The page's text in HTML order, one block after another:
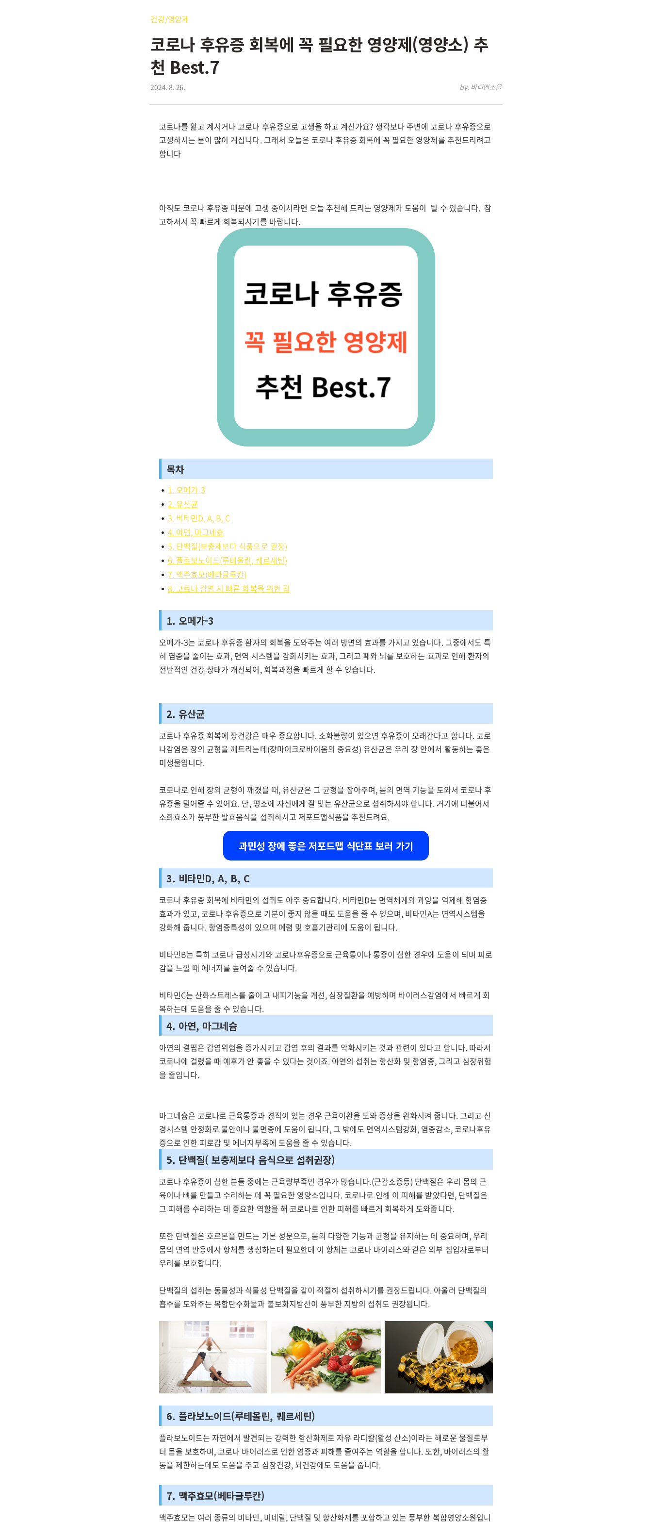
건강/영양제
코로나 후유증 회복에 꼭 필요한 영양제(영양소) 추
천 Best.7
2024. 8. 26. by. 바디앤소울
코로나를 앓고 계시거나 코로나 후유증으로 고생을 하고 계신가요? 생각보다 주변에 코로나 후유증으로
고생하시는 분이 많이 계십니다. 그래서 오늘은 코로나 후유증 회복에 꼭 필요한 영양제를 추천드리려고
합니다
아직도 코로나 후유증 때문에 고생 중이시라면 오늘 추천해 드리는 영양제가 도움이 될 수 있습니다. 참
고하셔서 꼭 빠르게 회복되시기를 바랍니다.
목차
1. 오메가-3
2. 유산균
3. 비타민D, A, B, C
4. 아면, 마그네슘
5. 단백질(보충제보다 식품으로 권장)
6. 플로보노이드(루테올린, 퀘르세틴)
7. 맥주효모(베타글루칸)
8. 코로나 감염 시 빠른 회복을 위한 팁
1. 오메가-3
오메가-3는 코로나 후유증 환자의 회복을 도와주는 여러 방면의 효과를 가지고 있습니다. 그중에서도 특
히 염증을 줄이는 효과, 면역 시스템을 강화시키는 효과, 그리고 폐와 뇌를 보호하는 효과로 인해 환자의
전반적인 건강 상태가 개선되어, 회복과정을 빠르게 할 수 있습니다.
2. 유산균
코로나 후유증 회복에 장건강은 매우 중요합니다. 소화불량이 있으면 후유증이 오래간다고 합니다. 코로
나감염은 장의 균형을 깨트리는데(장마이크로바이옴의 중요성) 유산균은 우리 장 안에서 활동하는 좋은
미생물입니다.
코로나로 인해 장의 균형이 깨졌을 때, 유산균은 그 균형을 잡아주며, 몸의 면역 기능을 도와서 코로나 후
유증을 덜어줄 수 있어요. 단, 평소에 자신에게 잘 맞는 유산균으로 섭취하셔야 합니다. 거기에 더불어서
소화효소가 풍부한 발효음식을 섭취하시고 저포드맵식품을 추천드려요.
과민성 장에 좋은 저포드맵 식단표 보러 가기
3. 비타민D, A, B, C
코로나 후유증 회복에 비타민의 섭취도 아주 중요합니다. 비타민D는 면역체계의 과잉을 억제해 항염증
효과가 있고, 코로나 후유증으로 기분이 좋지 않을 때도 도움을 줄 수 있으며, 비타민A는 면역시스템을
강화해 줍니다. 항염증특성이 있으며 폐렴 및 호흡기관리에 도움이 됩니다.
비타민B는 특히 코로나 급성시기와 코로나후유증으로 근육통이나 통증이 심한 경우에 도움이 되며 피로
감을 느낄 때 에너지를 높여줄 수 있습니다.
비타민C는 산화스트레스를 줄이고 내피기능을 개선, 심장질환을 예방하며 바이러스감염에서 빠르게 회
복하는데 도움을 줄 수 있습니다.
4. 아연, 마그네슘
아연의 결핍은 감염위험을 증가시키고 감염 후의 결과를 악화시키는 것과 관련이 있다고 합니다. 따라서
코로나에 걸렸을 때 예후가 안 좋을 수 있다는 것이죠. 아연의 섭취는 항산화 및 항염증, 그리고 심장위험
을 줄입니다.
마그네슘은 코로나로 근육통증과 경직이 있는 경우 근육이완을 도와 증상을 완화시켜 줍니다. 그리고 신
경시스템 안정화로 불안이나 불면증에 도움이 됩니다, 그 밖에도 면역시스템강화, 염증감소, 코로나후유
증으로 인한 피로감 및 에너지부족에 도움을 줄 수 있습니다.
5. 단백질( 보충제보다 음식으로 섭취권장)
코로나 후유증이 심한 분들 중에는 근육량부족인 경우가 많습니다.(근감소증등) 단백질은 우리 몸의 근
육이나 뼈를 만들고 수리하는 데 꼭 필요한 영양소입니다. 코로나로 인해 이 피해를 받았다면, 단백질은
그 피해를 수리하는 데 중요한 역할을 해 코로나로 인한 피해를 빠르게 회복하게 도와줍니다.
또한 단백질은 호르몬을 만드는 기본 성분으로, 몸의 다양한 기능과 균형을 유지하는 데 중요하며, 우리
몸의 면역 반응에서 항체를 생성하는데 필요한데 이 항체는 코로나 바이러스와 같은 외부 침입자로부터
우리를 보호합니다.
단백질의 섭취는 동물성과 식물성 단백질을 같이 적절히 섭취하시기를 권장드립니다. 아울러 단백질의
흡수를 도와주는 복합탄수화물과 불보화지방산이 풍부한 지방의 섭취도 권장됩니다.
6. 플라보노이드(루테올린, 퀘르세틴)
플라보노이드는 자연에서 발견되는 강력한 항산화제로 자유 라디칼(활성 산소)이라는 해로운 물질로부
터 몸을 보호하며, 코로나 바이러스로 인한 염증과 피해를 줄여주는 역할을 합니다. 또한, 바이러스의 활
동을 제한하는데도 도움을 주고 심장건강, 뇌건강에도 도움을 줍니다.
7. 맥주효모(베타글루칸)
맥주효모는 여러 종류의 비타민, 미네랄, 단백질 및 항산화제를 포함하고 있는 풍부한 복합영양소원입니